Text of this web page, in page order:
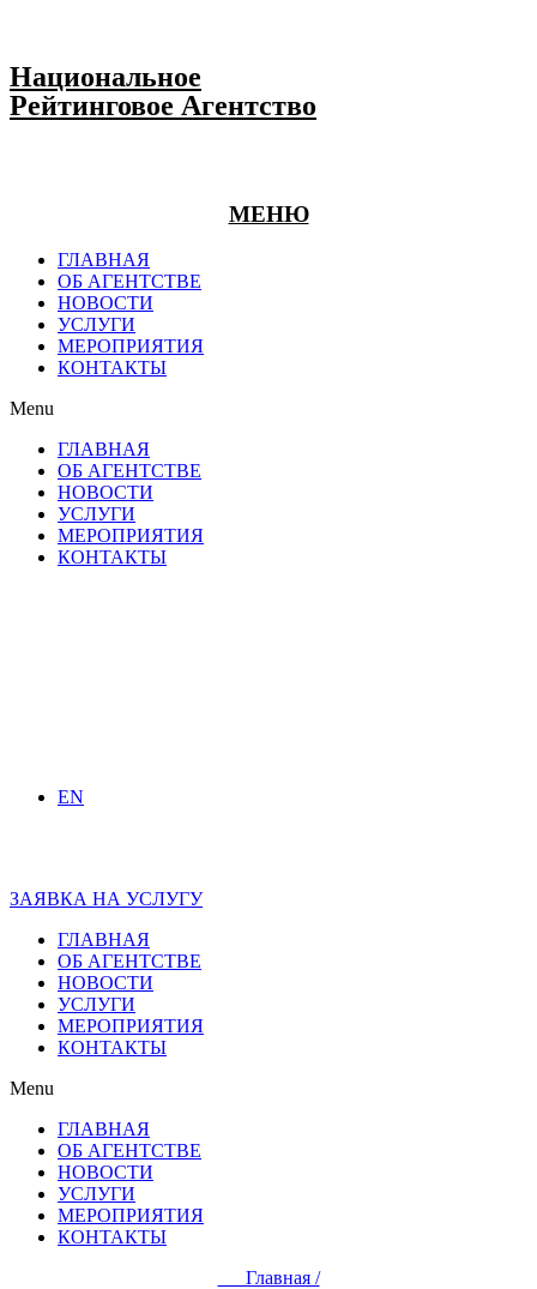
Национальное
Рейтинговое Агентство
МЕНЮ
ГЛАВНАЯ
ОБ АГЕНТСТВЕ
НОВОСТИ
УСЛУГИ
МЕРОПРИЯТИЯ
КОНТАКТЫ
Menu
ГЛАВНАЯ
ОБ АГЕНТСТВЕ
НОВОСТИ
УСЛУГИ
МЕРОПРИЯТИЯ
КОНТАКТЫ
EN
ЗАЯВКА НА УСЛУГУ
ГЛАВНАЯ
ОБ АГЕНТСТВЕ
НОВОСТИ
УСЛУГИ
МЕРОПРИЯТИЯ
КОНТАКТЫ
Menu
ГЛАВНАЯ
ОБ АГЕНТСТВЕ
НОВОСТИ
УСЛУГИ
МЕРОПРИЯТИЯ
КОНТАКТЫ
Главная /